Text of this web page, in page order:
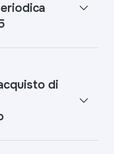
di